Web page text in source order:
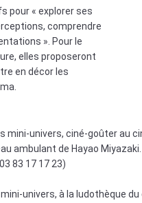
pour « explorer ses
comprendre
». Pour le
elles proposeront
en décor les
mini-univers, ciné-goûter au
ambulant de Hayao
83 17 17 23)
mini-univers, à la ludothèque